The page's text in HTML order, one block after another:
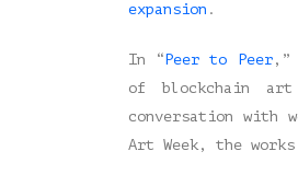
expansion .
In “ Peer to Peer,”
of blockchain art
conversation with
Art Week, the